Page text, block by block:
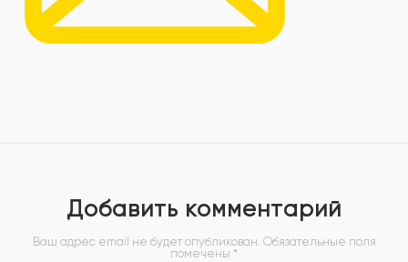
Добавить комментарий
Ваш адрес email не будет опубликован. Обязательные поля
помечены *